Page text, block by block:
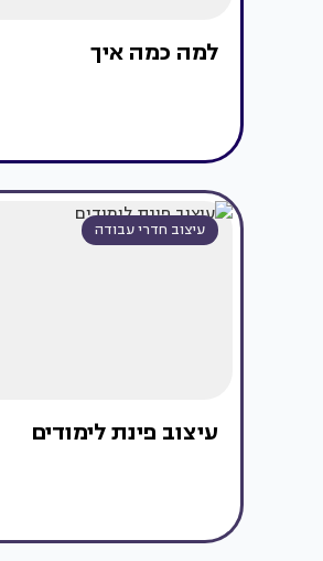
למה כמה איך
עיצוב חדרי עבודה
עיצוב פינת לימודים